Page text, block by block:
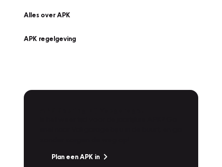
Alles over APK
APK regelgeving
Plan een APK in